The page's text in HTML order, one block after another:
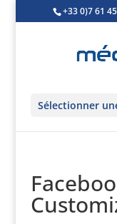
+33 0)7 61
Sélectionner